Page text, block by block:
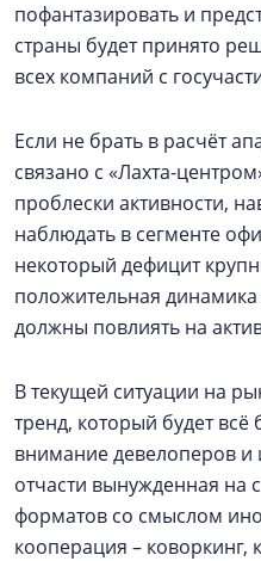
пофантазировать и
страны будет принято
всех компаний с
Если не брать в расчёт
связано с «Лахта-
проблески активности,
наблюдать в сегменте
некоторый дефицит
положительная динамика
должны повлиять на
В текущей ситуации на
тренд, который будет всё
внимание девелоперов и
отчасти вынужденная на
форматов со смыслом
кооперация – коворкинг,